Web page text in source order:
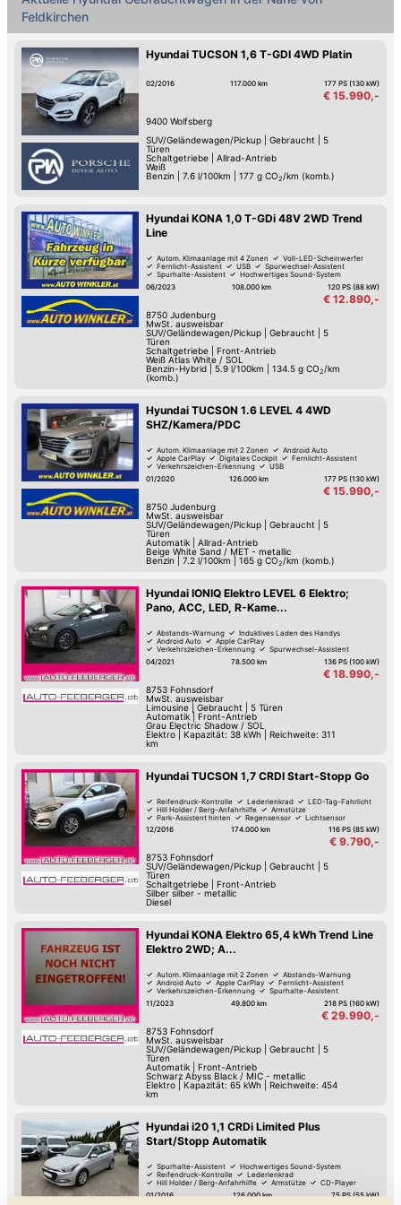
Feldkirchen
Hyundai TUCSON 1,6 T-GDI 4WD Platin
02/2016 117.000 km 177 PS (130 kW)
€ 15.990,-
9400 Wolfsberg
SUV/Geländewagen/Pickup| Gebraucht
5
Türen
Schaltgetriebe| Allrad-Antrieb
Weiß
Benzin
7.6 l/100km 177 g CO2 /km (komb.)
Hyundai KONA 1,0 T-GDi 48V 2WD Trend
Line
Autom. Klimaanlage mit 4 Zonen
Voll-LED-Scheinwerfer
Fernlicht-Assistent
USB
Spurwechsel-Assistent
Spurhalte-Assistent
Hochwertiges Sound-System
06/2023 108.000 km 120 PS (88 kW)
€ 12.890,-
8750 Judenburg
MwSt. ausweisbar
SUV/Geländewagen/Pickup| Gebraucht
5
Türen
Schaltgetriebe| Front-Antrieb
Weiß Atlas White / SOL
Benzin-Hybrid
5.9 l/100km 134.5 g CO2 /km
(komb.)
Hyundai TUCSON 1.6 LEVEL 4 4WD
SHZ/Kamera/PDC
Autom. Klimaanlage mit 2 Zonen
Android Auto
Apple CarPlay
Digitales Cockpit
Fernlicht-Assistent
Verkehrszeichen-Erkennung
USB
01/2020 126.000 km 177 PS (130 kW)
€ 15.990,-
8750 Judenburg
MwSt. ausweisbar
SUV/Geländewagen/Pickup| Gebraucht
5
Türen
Automatik| Allrad-Antrieb
Beige White Sand / MET - metallic
Benzin
7.2 l/100km 165 g CO2 /km (komb.)
Hyundai IONIQ Elektro LEVEL 6 Elektro;
Pano, ACC, LED, R-Kame...
Abstands-Warnung
Induktives Laden des Handys
Android Auto
Apple CarPlay
Verkehrszeichen-Erkennung
Spurwechsel-Assistent
04/2021 78.500 km 136 PS (100 kW)
€ 18.990,-
8753 Fohnsdorf
MwSt. ausweisbar
Limousine| Gebraucht
5 Türen
Automatik| Front-Antrieb
Grau Electric Shadow / SOL
Elektro
Kapazität: 38 kWh | Reichweite: 311
km
Hyundai TUCSON 1,7 CRDI Start-Stopp Go
Reifendruck-Kontrolle Lederlenkrad
LED-Tag-Fahrlicht
Hill Holder / Berg-Anfahrhilfe
Armstütze
Park-Assistent hinten
Regensensor
Lichtsensor
12/2016
174.000 km 116 PS (85 kW)
€ 9.790,-
8753 Fohnsdorf
SUV/Geländewagen/Pickup| Gebraucht
5
Türen
Schaltgetriebe| Front-Antrieb
Silber silber - metallic
Diesel
Hyundai KONA Elektro 65,4 kWh Trend Line
Elektro 2WD; A...
Autom. Klimaanlage mit 2 Zonen
Abstands-Warnung
Android Auto
Apple CarPlay
Fernlicht-Assistent
Verkehrszeichen-Erkennung
Spurhalte-Assistent
11/2023 49.800 km 218 PS (160 kW)
€ 29.990,-
8753 Fohnsdorf
MwSt. ausweisbar
SUV/Geländewagen/Pickup| Gebraucht
5
Türen
Automatik| Front-Antrieb
Schwarz Abyss Black / MIC - metallic
Elektro
Kapazität: 65 kWh | Reichweite: 454
km
Hyundai i20 1,1 CRDi Limited Plus
Start/Stopp Automatik
Spurhalte-Assistent
Hochwertiges Sound-System
Reifendruck-Kontrolle
Lederlenkrad
Hill Holder / Berg-Anfahrhilfe
Armstütze
CD-Player
01/2016 126.000 km 75 PS (55 kW)